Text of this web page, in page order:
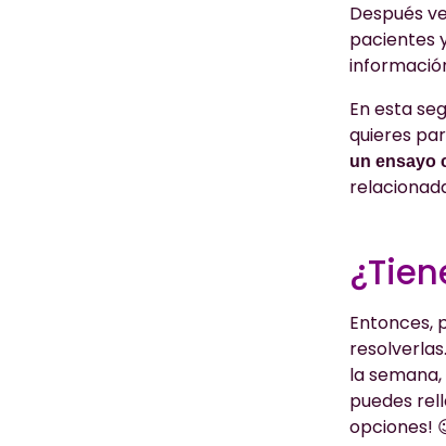
Después
pacientes
En esta
quieres
un ensayo
Entonces,
la
puedes
opciones!